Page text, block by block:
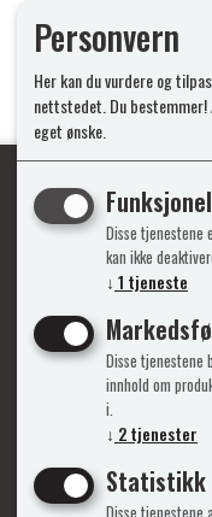
Info
Kontakt
Om Oss
Personvern
Her kan du vurdere og
nettstedet. Du
eget ønske.
Disse tjenestene
kan ikke
↓ 1 tjeneste
Disse tjenestene
innhold om
i.
↓ 2tjenester
Statistikk